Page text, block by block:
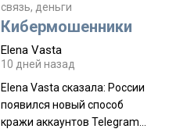
на начало тропы показали
водителю карту, иначе
Пошли туда, потому что я
отзывов. По мне – сплошная
физуха, долгий спуск, потом
подъем по этому же пути.
связь, деньги
Кибермошенники
Elena Vasta
10 дней назад
Elena Vasta сказалa: России
появился новый способ
кражи аккаунтов Telegram